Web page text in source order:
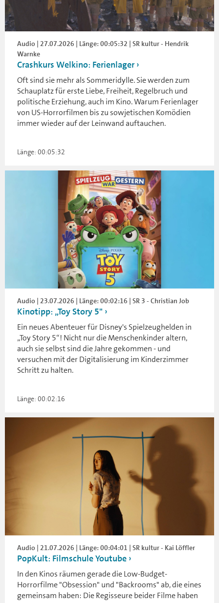
Audio | 27.07.2026 | Länge: 00:05:32 | SR kultur - Hendrik
Warnke
Crashkurs Welkino: Ferienlager
Oft sind sie mehr als Sommeridylle. Sie werden zum
Schauplatz für erste Liebe, Freiheit, Regelbruch und
politische Erziehung, auch im Kino. Warum Ferienlager
von US-Horrorfilmen bis zu sowjetischen Komödien
immer wieder auf der Leinwand auftauchen.
Länge: 00:05:32
Audio | 23.07.2026 | Länge: 00:02:16 | SR 3 - Christian Job
Kinotipp: „Toy Story 5"
Ein neues Abenteuer für Disney's Spielzeughelden in
„Toy Story 5“! Nicht nur die Menschenkinder altern,
auch sie selbst sind die Jahre gekommen - und
versuchen mit der Digitalisierung im Kinderzimmer
Schritt zu halten.
Länge: 00:02:16
Audio | 21.07.2026 | Länge: 00:04:01 | SR kultur - Kai Löffler
PopKult: Filmschule Youtube
In den Kinos räumen gerade die Low-Budget-
Horrorfilme "Obsession" und "Backrooms" ab, die eines
gemeinsam haben: Die Regisseure beider Filme haben